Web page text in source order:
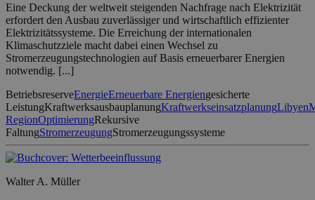
Eine Deckung der weltweit steigenden Nachfrage nach Elektrizität
erfordert den Ausbau zuverlässiger und wirtschaftlich effizienter
Elektrizitätssysteme. Die Erreichung der internationalen
Klimaschutzziele macht dabei einen Wechsel zu
Stromerzeugungstechnologien auf Basis erneuerbarer Energien
notwendig. [...]
BetriebsreserveEnergieErneuerbare Energiengesicherte
LeistungKraftwerksausbauplanungKraftwerkseinsatzplanungLibyen
RegionOptimierungRekursive
FaltungStromerzeugungStromerzeugungssysteme
Walter A. Müller